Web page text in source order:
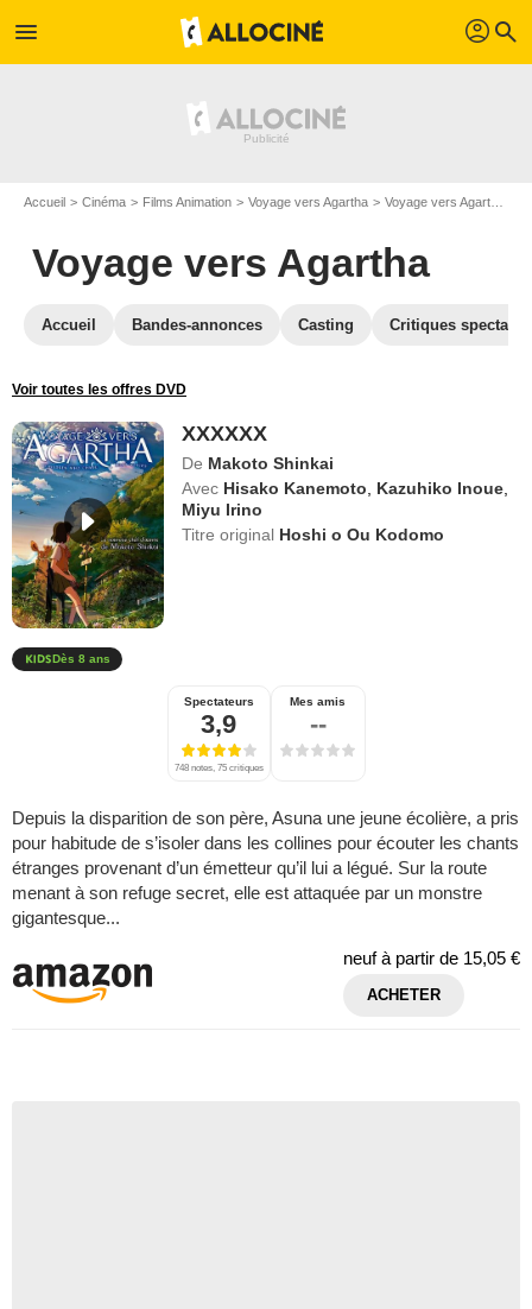
menu profil search
Accueil Cinéma Films Animation Voyage vers Agartha Voyage vers Agartha en DVD
Voyage vers Agartha
Accueil Bandes-annonces Casting Critiques
Voir toutes les offres DVD
XXXXXX
De Makoto Shinkai
Avec Hisako Kanemoto Kazuhiko Inoue
Miyu Irino
Titre original Hoshi o Ou Kodomo
Dès 8 ans
Spectateurs
3,9
748 notes, 75 critiques
Mes amis
--
Depuis la disparition de son père, Asuna une jeune écolière, a pris
pour habitude de s’isoler dans les collines pour écouter les chants
étranges provenant d’un émetteur qu’il lui a légué. Sur la route
menant à son refuge secret, elle est attaquée par un monstre
gigantesque...
neuf à partir de 15,05 €
ACHETER